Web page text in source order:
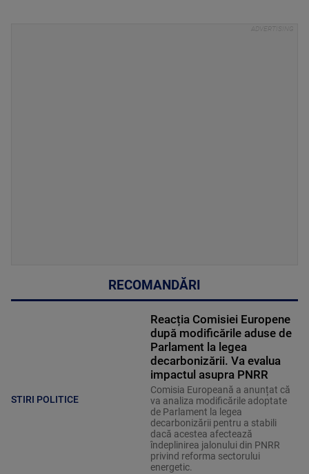
RECOMANDĂRI
STIRI POLITICE
Reacția Comisiei Europene
după modificările aduse de
Parlament la legea
decarbonizării. Va evalua
impactul asupra PNRR
Comisia Europeană a anunțat că
va analiza modificările adoptate
de Parlament la legea
decarbonizării pentru a stabili
dacă acestea afectează
îndeplinirea jalonului din PNRR
privind reforma sectorului
energetic.